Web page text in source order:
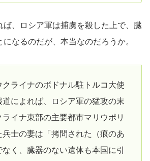
ば、ロシア軍は捕虜を殺した上で、臓
なるのだが、本当なのだろうか。
ライナのボドナル駐トルコ大使
道によれば、ロシア軍の猛攻の末
イナ東部の主要都市マリウポリ
士の妻は「拷問された（痕のあ
く、臓器のない遺体も本国に引